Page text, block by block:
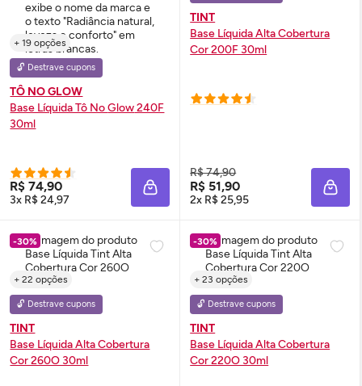
+ 19 opções
🔓 Destrave cupons
TÔ NO GLOW
Base Líquida Tô NoGlow240F
30ml
R$ 74,90
3x R$ 24,97 ADICIONAR À SACOLA
TINT
Base Líquida Alta Cobertura
Cor 200F 30ml
R$ 74,90
R$ 51,90
2x R$ 25,95
-30%
+ 22 opções
🔓 Destrave cupons
TINT
Base Líquida Alta Cobertura
Cor 260O 30ml
-30%
+ 23 opções
🔓 Destrave cupons
TINT
Base Líquida Alta Cobertura
Cor 220O 30ml